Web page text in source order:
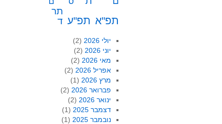
תפ"א תפ"ע
תר
ד
יולי 2026
(2)
יוני 2026
(2)
מאי 2026
(2)
אפריל 2026
(2)
מרץ 2026
(1)
פברואר 2026
(2)
ינואר 2026
(2)
דצמבר 2025
(1)
נובמבר 2025
(1)